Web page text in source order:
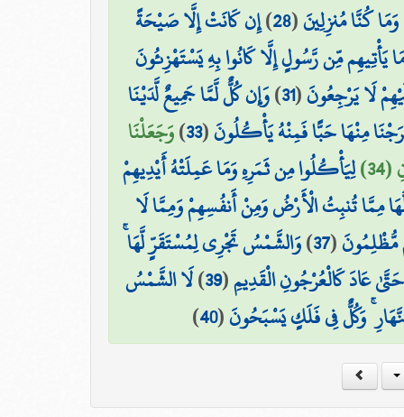
كُنَّا مُنزِلِينَ(
28
)إِن كَانَتْ إِلَّا صَيْحَةً
يَأْتِيهِم مِّن رَّسُولٍ إِلَّا كَانُوا بِهِ يَسْتَهْزِئُونَ
لَا يَرْجِعُونَ(
31
)وَإِن كُلٌّ لَّمَّا جَمِيعٌ لَّدَيْنَا
مِنْهَا حَبًّا فَمِنْهُ يَأْكُلُونَ(
33
)وَجَعَلْنَا
لِيَأْكُلُوا مِن ثَمَرِهِ وَمَا عَمِلَتْهُ أَيْدِيهِمْ
مِمَّا تُنبِتُ الْأَرْضُ وَمِنْ أَنفُسِهِمْ وَمِمَّا لَا
مُّظْلِمُونَ(
37
)وَالشَّمْسُ تَجْرِي لِمُسْتَقَرٍّ لَّهَا ۚ
عَادَ كَالْعُرْجُونِ الْقَدِيمِ(
39
)لَا الشَّمْسُ
وَكُلٌّ فِي فَلَكٍ يَسْبَحُونَ(
40
)